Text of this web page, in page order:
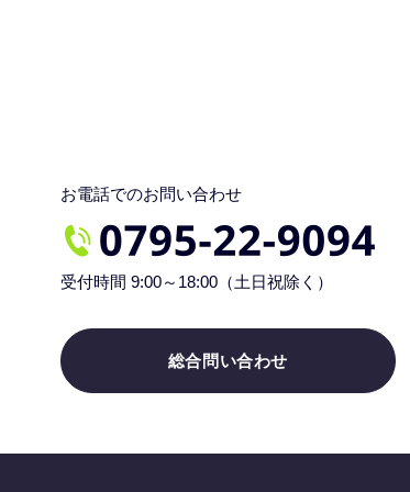
お電話でのお問い合わせ
受付時間 9:00～18:00（土日祝除く）
総合問い合わせ